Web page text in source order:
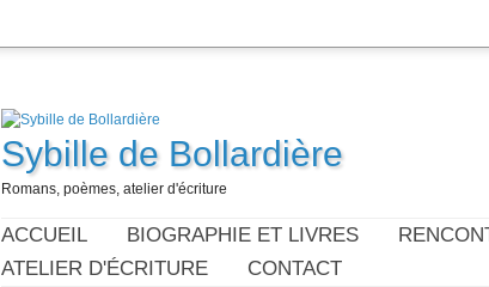
Sybille de Bollardière
Romans, poèmes, atelier d'écriture
ACCUEIL BIOGRAPHIE ET LIVRES
ATELIER D'ÉCRITURE
CONTACT